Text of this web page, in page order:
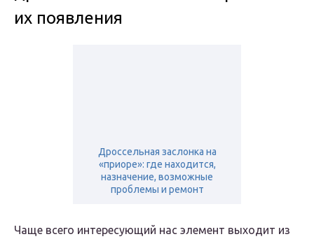
их появления
Дроссельная заслонка на
«приоре»: где находится,
назначение, возможные
проблемы и ремонт
Чаще всего интересующий нас элемент выходит из